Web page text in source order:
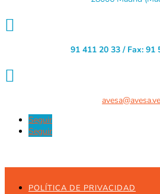

91 411 20 33 / Fax: 91

Seguir
Seguir
POLÍTICA DE PRIVACIDAD